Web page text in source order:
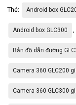
Thẻ: Android box
Android box GLC300
Bản đồ dẫn đường
Camera 360 GLC200
Camera 360 GLC300